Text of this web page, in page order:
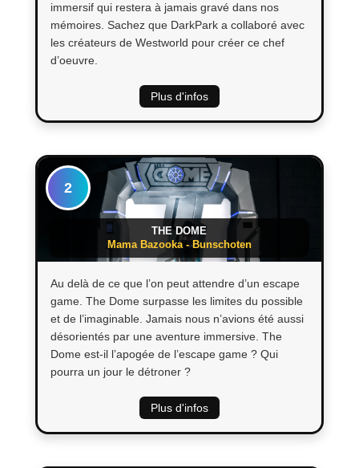
immersif qui restera à jamais gravé dans nos
mémoires. Sachez que DarkPark a collaboré avec
les créateurs de Westworld pour créer ce chef
d’oeuvre.
Plus d'infos
2
THE DOME
Mama Bazooka - Bunschoten
Au delà de ce que l’on peut attendre d’un escape
game. The Dome surpasse les limites du possible
et de l’imaginable. Jamais nous n’avions été aussi
désorientés par une aventure immersive. The
Dome est-il l’apogée de l’escape game ? Qui
pourra un jour le détroner ?
Plus d'infos